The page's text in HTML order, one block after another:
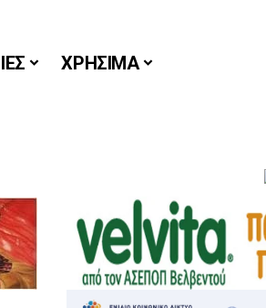
ΧΡΗΣΙΜΑ